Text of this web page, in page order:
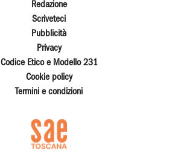
Redazione
Scriveteci
Pubblicità
Privacy
Codice Etico e Modello 231
Cookie policy
Termini e condizioni